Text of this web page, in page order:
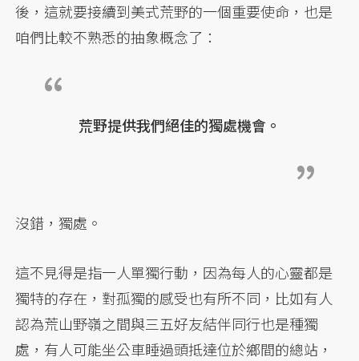
後，這就要接續到美式荒野的一個重要使命，也是
咱們比較不熟悉的抽象概念了：
荒野提供我們絕佳的獨處機會。
沒錯，獨處。
這不見得是指一人單獨行動，因為每人的心靈都是
獨特的存在，對孤獨的感受也有所不同，比如有人
認為荒山野嶺之間與三五好友結伴同行也是種獨
處，有人可能坐公車睡過頭抵達位於鄉間的總站，